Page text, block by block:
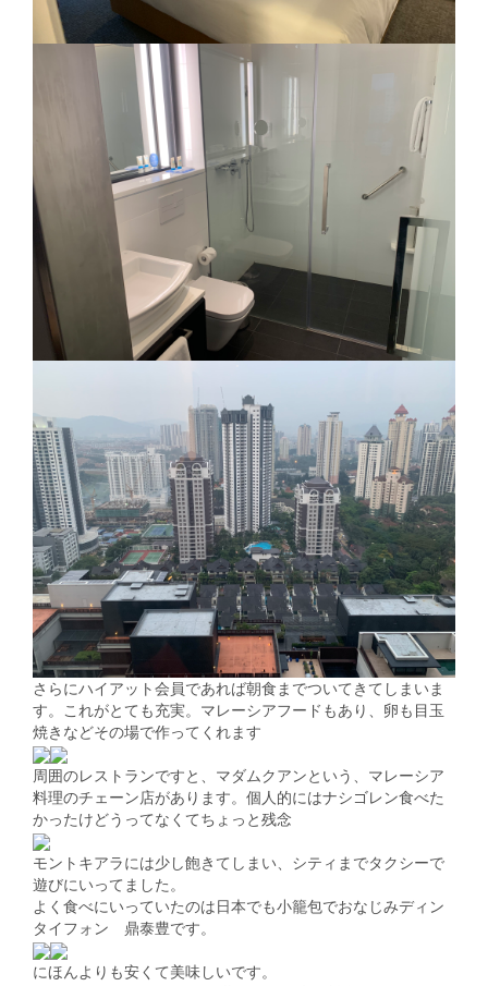
さらにハイアット会員であれば朝食までついてきてしまいま
す。これがとても充実。マレーシアフードもあり、卵も目玉
焼きなどその場で作ってくれます
周囲のレストランですと、マダムクアンという、マレーシア
料理のチェーン店があります。個人的にはナシゴレン食べた
かったけどうってなくてちょっと残念
モントキアラには少し飽きてしまい、シティまでタクシーで
遊びにいってました。
よく食べにいっていたのは日本でも小籠包でおなじみディン
タイフォン 鼎泰豊です。
にほんよりも安くて美味しいです。